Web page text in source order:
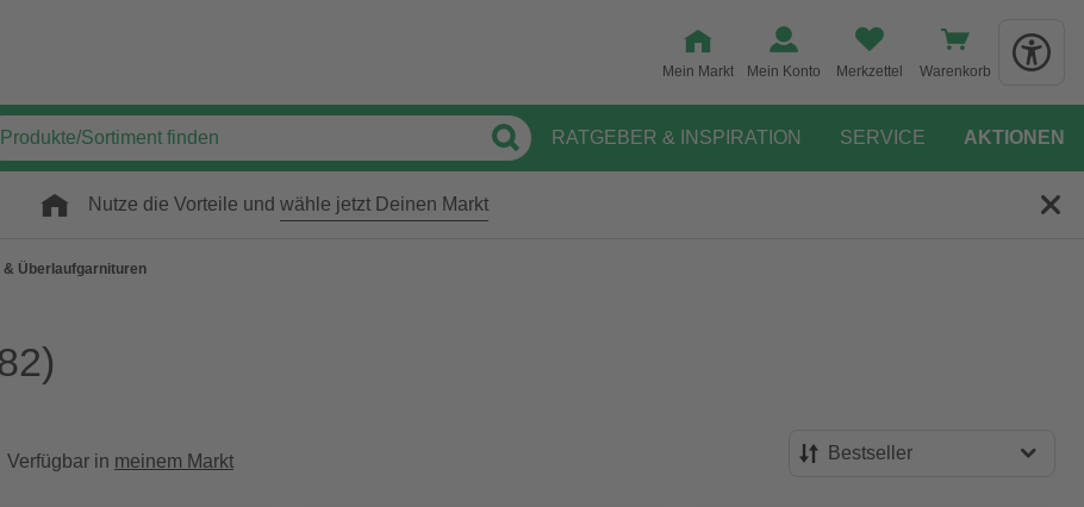
Mein Markt Mein Konto Merkzettel Warenkorb
RATGEBER & INSPIRATION SERVICE AKTIONEN
Nutze die Vorteile und wähle jetzt Deinen Markt
& Überlaufgarnituren
Verfügbar in meinem Markt Bestseller